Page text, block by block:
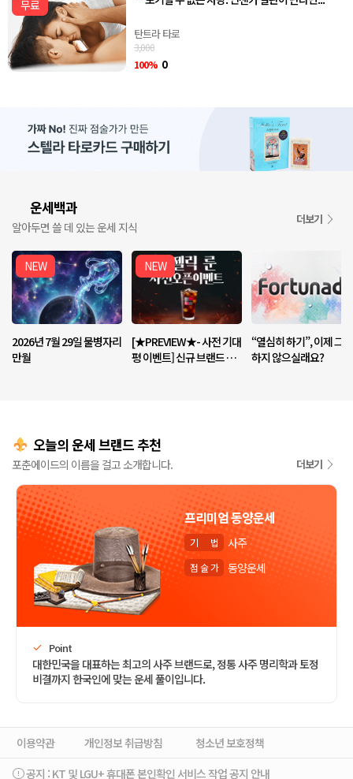
무료
탄트라 타로
3,000
100% 0
운세백과
알아두면 쓸 데 있는 운세 지식
더보기
NEW
2026년 7월 29일 물병자리
만월
NEW
[★PREVIEW★- 사전 기대
평 이벤트] 신규 브랜드 <엔
“열심히 하기”, 이제 그만
하지 않으실래요?
오늘의 운세 브랜드 추천
포춘에이드의 이름을 걸고 소개합니다. 더보기
프리미엄 동양운세
기 법 사주
점술가 동양운세
Point
대한민국을 대표하는 최고의 사주 브랜드로, 정통 사주 명리학과 토정
비결까지 한국인에 맞는 운세 풀이입니다.
이용약관 개인정보 취급방침
청소년 보호정책
공지 : KT 및 LGU+ 휴대폰 본인확인 서비스 작업 공지 안내